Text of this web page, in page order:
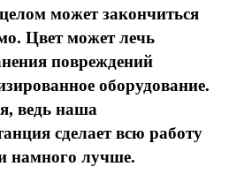
может закончиться
Цвет может лечь
повреждений
оборудование.
ведь наша
сделает всю работу
намного лучше.